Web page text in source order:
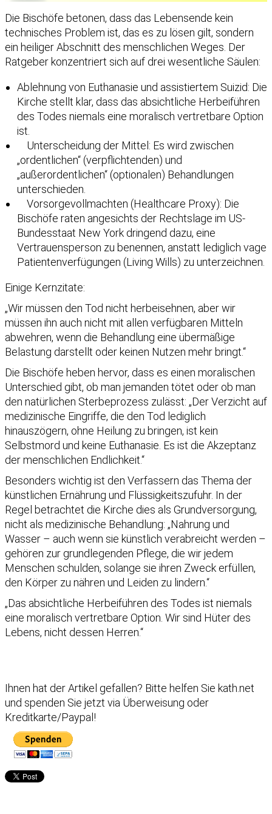
Die Bischöfe betonen, dass das Lebensende kein
technisches Problem ist, das es zu lösen gilt, sondern
ein heiliger Abschnitt des menschlichen Weges. Der
Ratgeber konzentriert sich auf drei wesentliche Säulen:
Ablehnung von Euthanasie und assistiertem Suizid: Die
Kirche stellt klar, dass das absichtliche Herbeiführen
des Todes niemals eine moralisch vertretbare Option
ist.
Unterscheidung der Mittel: Es wird zwischen
„ordentlichen“ (verpflichtenden) und
„außerordentlichen“ (optionalen) Behandlungen
unterschieden.
Vorsorgevollmachten (Healthcare Proxy): Die
Bischöfe raten angesichts der Rechtslage im US-
Bundesstaat New York dringend dazu, eine
Vertrauensperson zu benennen, anstatt lediglich vage
Patientenverfügungen (Living Wills) zu unterzeichnen.
Einige Kernzitate:
„Wir müssen den Tod nicht herbeisehnen, aber wir
müssen ihn auch nicht mit allen verfügbaren Mitteln
abwehren, wenn die Behandlung eine übermäßige
Belastung darstellt oder keinen Nutzen mehr bringt.“
Die Bischöfe heben hervor, dass es einen moralischen
Unterschied gibt, ob man jemanden tötet oder ob man
den natürlichen Sterbeprozess zulässt: „Der Verzicht auf
medizinische Eingriffe, die den Tod lediglich
hinauszögern, ohne Heilung zu bringen, ist kein
Selbstmord und keine Euthanasie. Es ist die Akzeptanz
der menschlichen Endlichkeit.“
Besonders wichtig ist den Verfassern das Thema der
künstlichen Ernährung und Flüssigkeitszufuhr. In der
Regel betrachtet die Kirche dies als Grundversorgung,
nicht als medizinische Behandlung: „Nahrung und
Wasser – auch wenn sie künstlich verabreicht werden –
gehören zur grundlegenden Pflege, die wir jedem
Menschen schulden, solange sie ihren Zweck erfüllen,
den Körper zu nähren und Leiden zu lindern.“
„Das absichtliche Herbeiführen des Todes ist niemals
eine moralisch vertretbare Option. Wir sind Hüter des
Lebens, nicht dessen Herren.“
Ihnen hat der Artikel gefallen? Bitte helfen Sie kath.net
und spenden Sie jetzt via Überweisung oder
Kreditkarte/Paypal!